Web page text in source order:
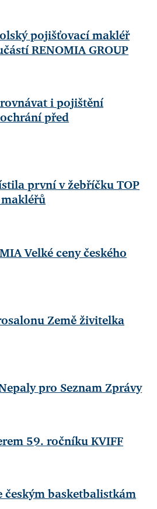
pojišťovací makléř
RENOMIA GROUP
i pojištění
před
první v žebříčku TOP
Velké ceny českého
Země živitelka
pro Seznam Zprávy
59. ročníku KVIFF
českým basketbalistkám